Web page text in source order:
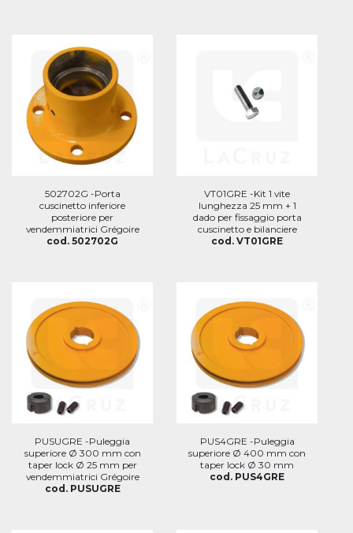
502702G -Porta
cuscinetto inferiore
posteriore per
vendemmiatrici Grégoire
cod. 502702G
VT01GRE -Kit 1 vite
lunghezza 25 mm + 1
dado per fissaggio porta
cuscinetto e bilanciere
cod. VT01GRE
PUSUGRE -Puleggia
superiore Ø 300 mm con
taper lock Ø 25 mm per
vendemmiatrici Grégoire
cod. PUSUGRE
PUS4GRE -Puleggia
superiore Ø 400 mm con
taper lock Ø 30 mm
cod. PUS4GRE